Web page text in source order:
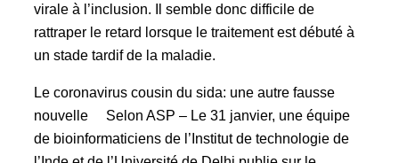
virale à l’inclusion. Il semble donc difficile de
rattraper le retard lorsque le traitement est débuté à
un stade tardif de la maladie.
Le coronavirus cousin du sida: une autre fausse
nouvelle Selon ASP – Le 31 janvier, une équipe
de bioinformaticiens de l’Institut de technologie de